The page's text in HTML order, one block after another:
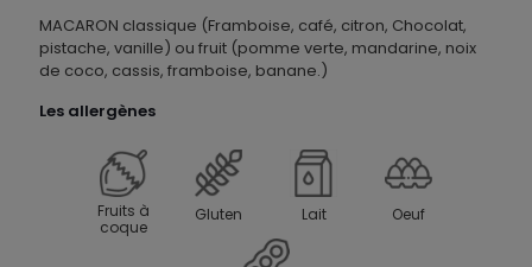
MACARON classique (Framboise, café, citron, Chocolat,
pistache, vanille) ou fruit (pomme verte, mandarine, noix
de coco, cassis, framboise, banane.)
Les allergènes
Fruits à
coque
Gluten Lait Oeuf